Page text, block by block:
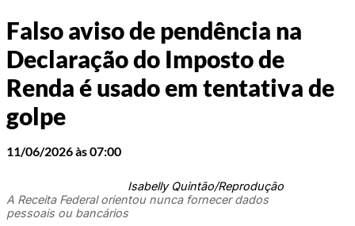
Falso aviso de pendência na
Declaração do Imposto de
Renda é usado em tentativa de
golpe
11/06/2026 às 07:00
Isabelly Quintão/Reprodução
A Receita Federal orientou nunca fornecer dados
pessoais ou bancários